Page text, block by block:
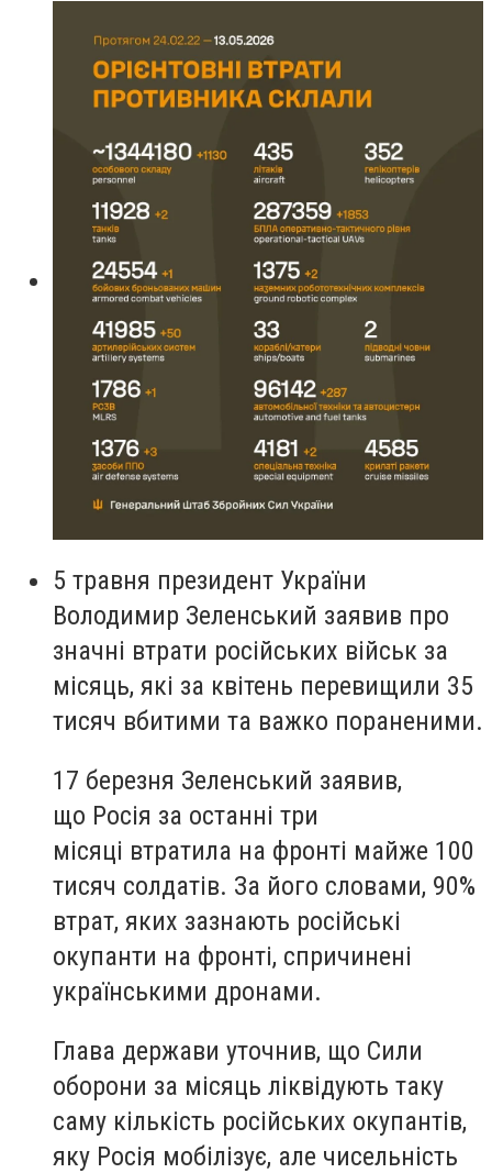
5 травня президент України
Володимир Зеленський заявив про
значні втрати російських військ за
місяць, які за квітень перевищили 35
тисяч вбитими та важко пораненими.
17 березня Зеленський заявив,
що Росія за останні три
місяці втратила на фронті майже 100
тисяч солдатів. За його словами, 90%
втрат, яких зазнають російські
окупанти на фронті, спричинені
українськими дронами.
Глава держави уточнив, що Сили
оборони за місяць ліквідують таку
саму кількість російських окупантів,
яку Росія мобілізує, але чисельність